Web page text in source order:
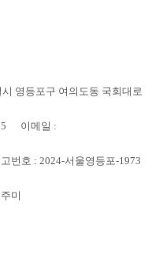
영등포구 여의도동 국회대로
이메일 :
호 : 2024-서울영등포-1973
미